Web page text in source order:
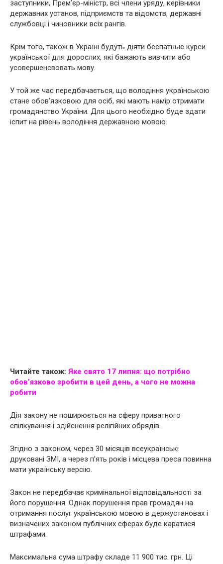
заступники, Прем’єр-міністр, всі члени уряду, керівники
державних установ, підприємств та відомств, державні
службовці і чиновники всіх рангів.
Крім того, також в Україні будуть діяти беспатные курси
української для дорослих, які бажають вивчити або
усовершенсвовать мову.
У той же час передбачається, що володіння українською
стане обов’язковою для осіб, які мають намір отримати
громадянство України. Для цього необхідно буде здати
іспит на рівень володіння державною мовою.
Читайте також: Яке свято 17 липня: що потрібно
обов’язково зробити в цей день, а чого не можна
робити
Дія закону не поширюється на сферу приватного
спілкування і здійснення релігійних обрядів.
Згідно з законом, через 30 місяців всеукраїнські
друковані ЗМІ, а через п’ять років і місцева преса повинна
мати українську версію.
Закон не передбачає кримінальної відповідальності за
його порушення. Однак порушення прав громадян на
отримання послуг українською мовою в держустановах і
визначених законом публічних сферах буде каратися
штрафами.
Максимальна сума штрафу складе 11 900 тис. грн. Ці